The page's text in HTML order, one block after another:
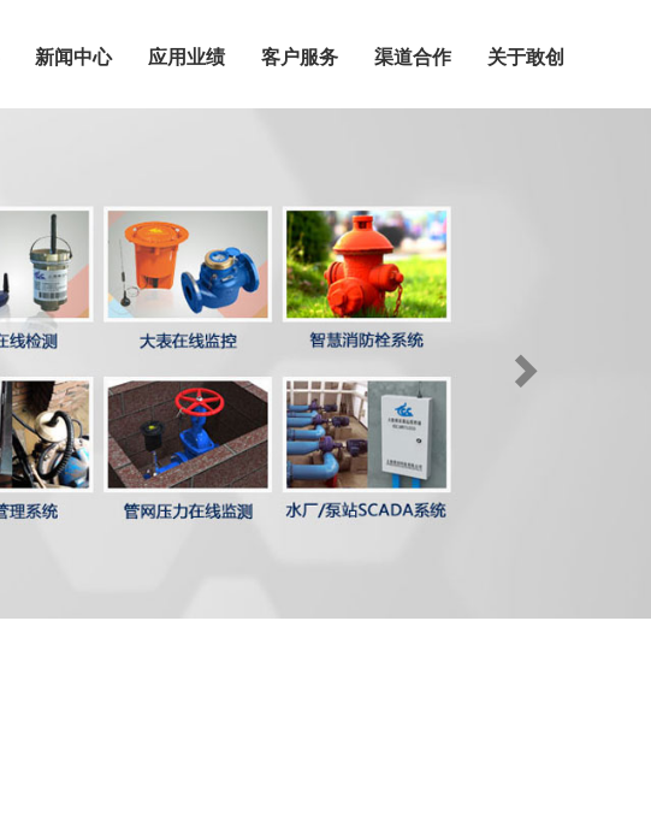
新闻中心 应用业绩 客户服务 渠道合作 关于敢创